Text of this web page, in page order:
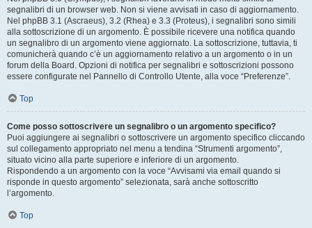
segnalibri di un browser web. Non si viene avvisati in caso di aggiornamento.
Nel phpBB 3.1 (Ascraeus), 3.2 (Rhea) e 3.3 (Proteus), i segnalibri sono simili
alla sottoscrizione di un argomento. È possibile ricevere una notifica quando
un segnalibro di un argomento viene aggiornato. La sottoscrizione, tuttavia, ti
comunicherà quando c’è un aggiornamento relativo a un argomento o in un
forum della Board. Opzioni di notifica per segnalibri e sottoscrizioni possono
essere configurate nel Pannello di Controllo Utente, alla voce “Preferenze”.
Top
Come posso sottoscrivere un segnalibro o un argomento specifico?
Puoi aggiungere ai segnalibri o sottoscrivere un argomento specifico cliccando
sul collegamento appropriato nel menu a tendina “Strumenti argomento”,
situato vicino alla parte superiore e inferiore di un argomento.
Rispondendo a un argomento con la voce “Avvisami via email quando si
risponde in questo argomento” selezionata, sarà anche sottoscritto
l’argomento.
Top